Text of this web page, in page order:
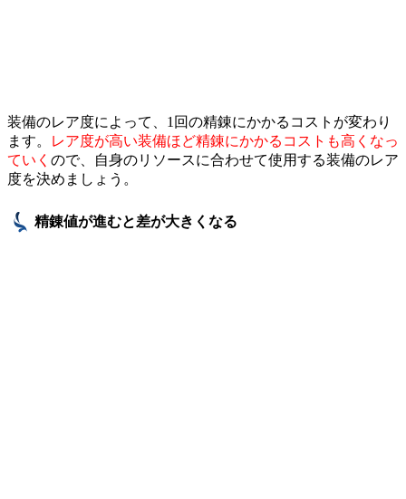
装備のレア度によって、1回の精錬にかかるコストが変わり
ます。
レア度が高い装備ほど精錬にかかるコストも高くなっ
ていく ので、自身のリソースに合わせて使用する装備のレア
度を決めましょう。
精錬値が進むと差が大きくなる